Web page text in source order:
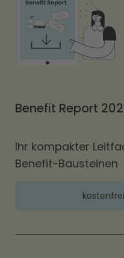
Benefit Report
Ihr kompakter
Benefit-Bausteinen